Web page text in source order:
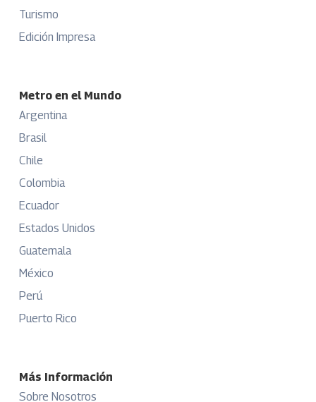
Turismo
Edición Impresa
Metro en el Mundo
Argentina
Brasil
Chile
Colombia
Ecuador
Estados Unidos
Guatemala
México
Perú
Puerto Rico
Más Información
Sobre Nosotros